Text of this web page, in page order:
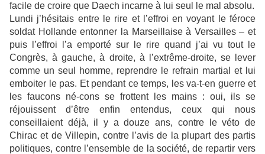
facile de croire que Daech incarne à lui seul le mal absolu.
Lundi j’hésitais entre le rire et l’effroi en voyant le féroce
soldat Hollande entonner la Marseillaise à Versailles – et
puis l’effroi l’a emporté sur le rire quand j’ai vu tout le
Congrès, à gauche, à droite, à l’extrême-droite, se lever
comme un seul homme, reprendre le refrain martial et lui
emboiter le pas. Et pendant ce temps, les va-t-en guerre et
les faucons né-cons se frottent les mains : oui, ils se
réjouissent d’être enfin entendus, ceux qui nous
conseillaient déjà, il y a douze ans, contre le véto de
Chirac et de Villepin, contre l’avis de la plupart des partis
politiques, contre l’ensemble de la société, de repartir vers